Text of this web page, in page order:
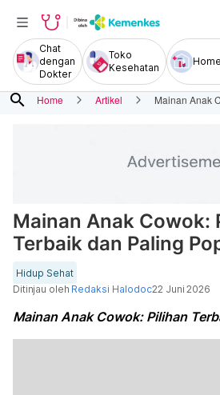
Chat
dengan
Dokter
Toko
Kesehatan
search Home Artikel Mainan Anak
Mainan Anak Cowok:
Terbaik dan Paling
Hidup Sehat
Ditinjau oleh Redaksi Halodoc22 Juni 2026
Mainan Anak Cowok: Pilihan